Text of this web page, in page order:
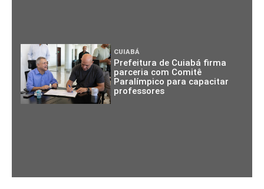
CUIABÁ
Prefeitura de Cuiabá firma
parceria com Comitê
Paralímpico para capacitar
professores